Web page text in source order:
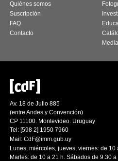
Quiénes somos
Suscripción
FAQ
Contacto
Av. 18 de Julio 885
(entre Andes y Convención)
CP 11100. Montevideo. Uruguay
Tel: [598 2] 1950 7960
Mail: CdF@imm.gub.uy
Lunes, miércoles, jueves, viernes: de 10
Martes: de 10 a 21 h. Sábados de 9.30